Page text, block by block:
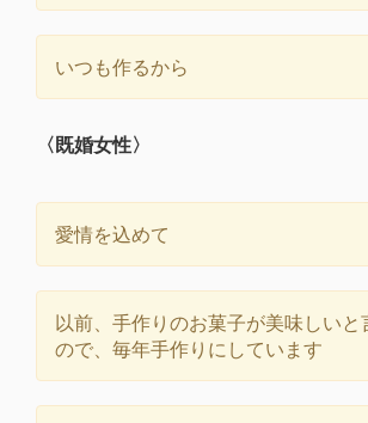
いつも作るから
〈既婚女性〉
愛情を込めて
以前、手作りのお菓子が美味しいと
ので、毎年手作りにしています